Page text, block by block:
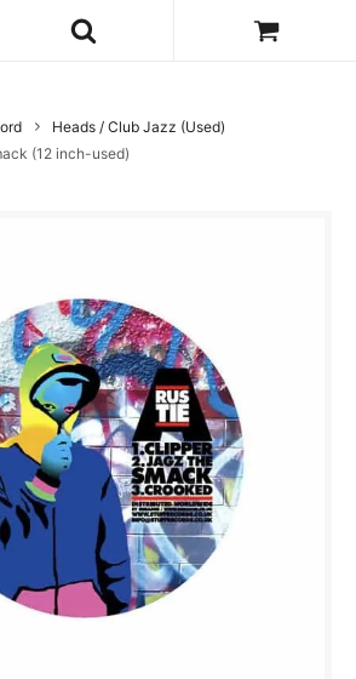
Heads / Club Jazz (Used)
(12 inch-used)